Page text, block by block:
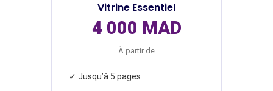
Vitrine Essentiel
4 000 MAD
À partir de
✓ Jusqu’à 5 pages